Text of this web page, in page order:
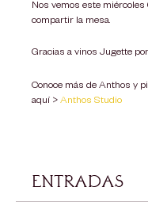
Nos vemos este
compartir la mesa.
Gracias a vinos Jugette
Conoce más de Anthos y
aquí > Anthos Studio
Entradas